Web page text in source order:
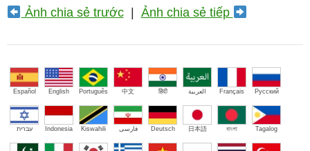
Ảnh chia sẻ trước| Ảnh chia sẻ tiếp
Español English Português 中文 हिंदी العربية Français Русский
עברית Indonesia Kiswahili فارسی Deutsch 日本語 বাংলা Tagalog